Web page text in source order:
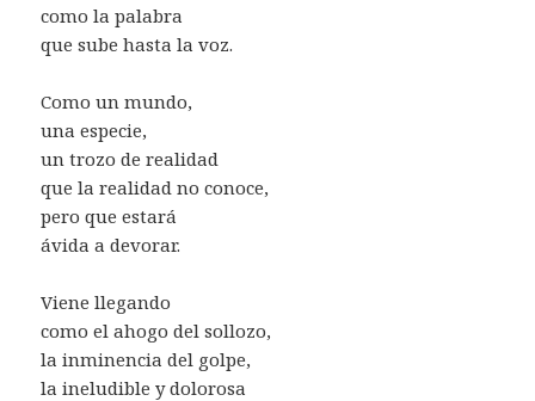
como la palabra
que sube hasta la voz.
Como un mundo,
una especie,
un trozo de realidad
que la realidad no conoce,
pero que estará
ávida a devorar.
Viene llegando
como el ahogo del sollozo,
la inminencia del golpe,
la ineludible y dolorosa